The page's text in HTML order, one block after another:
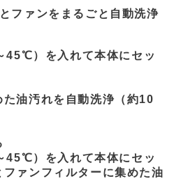
ファンをまるごと自動洗浄
45℃）を入れて本体にセッ
油汚れを自動洗浄（約10
45℃）を入れて本体にセッ
ファンフィルターに集めた油